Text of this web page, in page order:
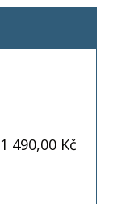
1 490,00 Kč